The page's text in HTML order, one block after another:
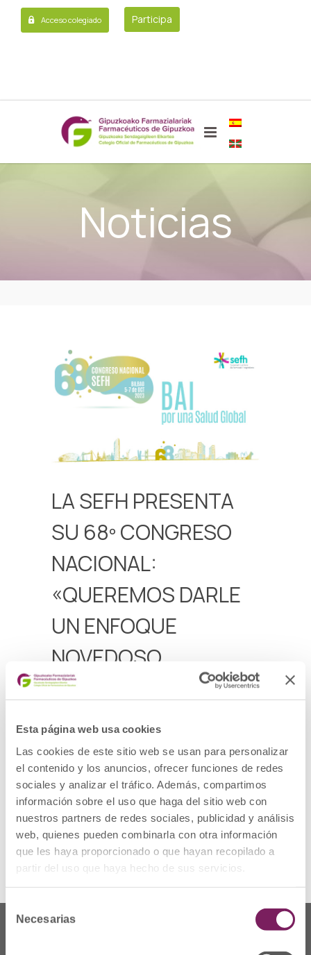
Esta página web usa cookies
Las cookies de este sitio web se usan para personalizar
el contenido y los anuncios, ofrecer funciones de redes
sociales y analizar el tráfico. Además, compartimos
información sobre el uso que haga del sitio web con
nuestros partners de redes sociales, publicidad y análisis
web, quienes pueden combinarla con otra información
que les haya proporcionado o que hayan recopilado a
partir del uso que haya hecho de sus servicios.
Selección
Necesarias
Acceso colegiado Participa
Noticias
LA SEFH PRESENTA
SU 68º CONGRESO
NACIONAL:
«QUEREMOS DARLE
UN ENFOQUE
NOVEDOSO
CENTRADO EN LA
SALUD INTEGRAL»
Monike de Miguel, presidenta del Comité
Organizador, explica que buscará destcar la
importancia del ‘One Health’: «Queremos
mostrar que nuestra labor va más allá del
hospital».
Para ver la noticia completa pulsa
aquí